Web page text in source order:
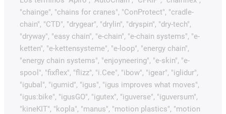
"chainge", "chains for cranes", "ConProtect", "cradle-
chain", "CTD", "drygear", "drylin", "dryspin", "dry-tech",
"dryway", "easy chain", "e-chain", "e-chain systems", "e-
ketten", "e-kettensysteme", "e-loop", "energy chain",
"energy chain systems", "enjoyneering", "e-skin", "e-
spool", "fixflex", "flizz", "i.Cee", "ibow", "igear", "iglidur",
"igubal", "igumid", "igus", "igus improves what moves",
"igus:bike", "igusGO", "igutex", "iguverse", "iguversum",
"kineKIT", "kopla", "manus", "motion plastics", "motion